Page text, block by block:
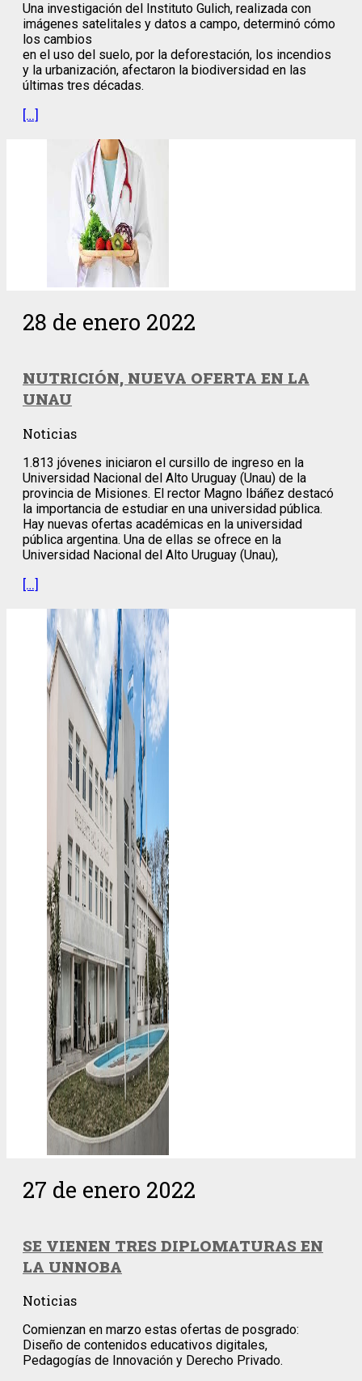
Una investigación del Instituto Gulich, realizada con
imágenes satelitales y datos a campo, determinó cómo
los cambios
en el uso del suelo, por la deforestación, los incendios
y la urbanización, afectaron la biodiversidad en las
últimas tres décadas.
[…]
28 de enero 2022
NUTRICIÓN, NUEVA OFERTA EN LA
UNAU
Noticias
1.813 jóvenes iniciaron el cursillo de ingreso en la
Universidad Nacional del Alto Uruguay (Unau) de la
provincia de Misiones. El rector Magno Ibáñez destacó
la importancia de estudiar en una universidad pública.
Hay nuevas ofertas académicas en la universidad
pública argentina. Una de ellas se ofrece en la
Universidad Nacional del Alto Uruguay (Unau),
[…]
27 de enero 2022
SE VIENEN TRES DIPLOMATURAS EN
LA UNNOBA
Noticias
Comienzan en marzo estas ofertas de posgrado:
Diseño de contenidos educativos digitales,
Pedagogías de Innovación y Derecho Privado.